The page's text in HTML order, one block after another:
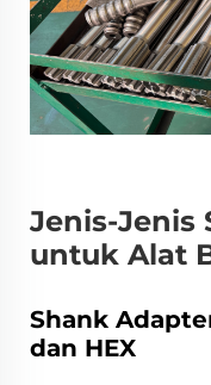
Jenis-Jenis
untuk Alat
Shank
dan HEX